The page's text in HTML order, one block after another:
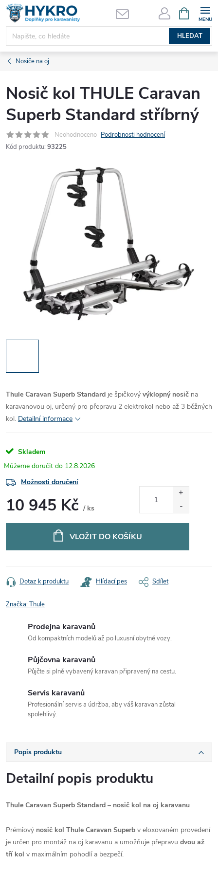
Přejít
obsah
HLEDAT
NÁKUPNÍ
KOŠÍK
Nosiče na oj
Nosič kol THULE Caravan
Superb Standard stříbrný
Neohodnoceno Podrobnosti hodnocení
Kód produktu: 93225
Thule Caravan Superb Standard je špičkový výklopný nosič na
karavanovou oj, určený pro přepravu 2 elektrokol nebo až 3 běžných
kol. Detailní informace
Skladem
12.8.2026
Možnosti doručení
10 945 Kč / ks
VLOŽIT DO KOŠÍKU
Dotaz k produktu Hlídací pes Sdílet
Značka:Thule
Prodejna karavanů
Od kompaktních modelů až po luxusní obytné vozy.
Půjčovna karavanů
Půjčte si plně vybavený karavan připravený na cestu.
Servis karavanů
Profesionální servis a údržba, aby váš karavan zůstal
spolehlivý.
Popis produktu
Detailní popis produktu
Thule Caravan Superb Standard – nosič kol na oj karavanu
Prémiový nosič kol Thule Caravan Superb v eloxovaném provedení
je určen pro montáž na oj karavanu a umožňuje přepravu dvou až
tří kol v maximálním pohodlí a bezpečí.